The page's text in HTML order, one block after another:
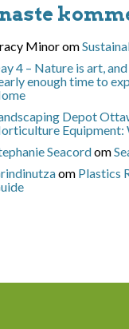
Minorom
4 – Nature is art,
enough time to
Depot
Equipment:
Seacordom
om Plastics